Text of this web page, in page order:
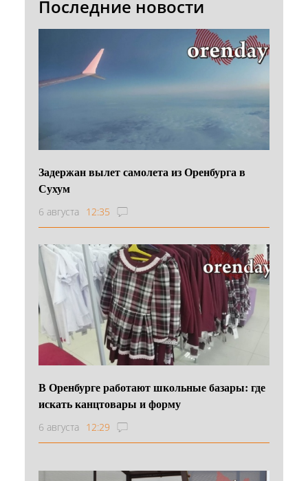
Последние новости
Задержан вылет самолета из Оренбурга в
Сухум
6 августа 12:35
В Оренбурге работают школьные базары: где
искать канцтовары и форму
6 августа 12:29